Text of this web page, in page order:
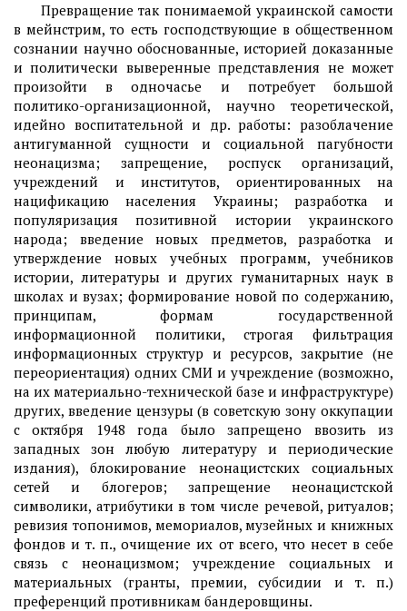
Превращение так понимаемой украинской самости
в мейнстрим, то есть господствующие в общественном
сознании научно обоснованные, историей доказанные
и политически выверенные представления не может
произойти в одночасье и потребует большой
политико-организационной, научно теоретической,
идейно воспитательной и др. работы: разоблачение
антигуманной сущности и социальной пагубности
неонацизма; запрещение, роспуск организаций,
учреждений и институтов, ориентированных на
нацификацию населения Украины; разработка и
популяризация позитивной истории украинского
народа; введение новых предметов, разработка и
утверждение новых учебных программ, учебников
истории, литературы и других гуманитарных наук в
школах и вузах; формирование новой по содержанию,
принципам, формам государственной
информационной политики, строгая фильтрация
информационных структур и ресурсов, закрытие (не
переориентация) одних СМИ и учреждение (возможно,
на их материально-технической базе и инфраструктуре)
других, введение цензуры (в советскую зону оккупации
с октября 1948 года было запрещено ввозить из
западных зон любую литературу и периодические
издания), блокирование неонацистских социальных
сетей и блогеров; запрещение неонацистской
символики, атрибутики в том числе речевой, ритуалов;
ревизия топонимов, мемориалов, музейных и книжных
фондов и т. п., очищение их от всего, что несет в себе
связь с неонацизмом; учреждение социальных и
материальных (гранты, премии, субсидии и т. п.)
преференций противникам бандеровщины.